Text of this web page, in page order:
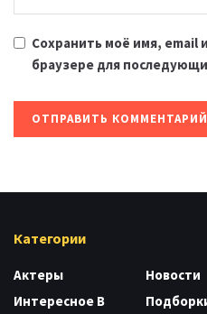
Сохранить моё имя, email
браузере для
Категории
Актеры
Интересное В
Новости